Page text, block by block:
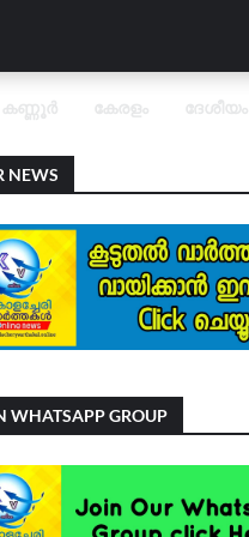
കണ്ണൂർ കേരളം ദേശീയം
NEWS
WHATSAPP GROUP